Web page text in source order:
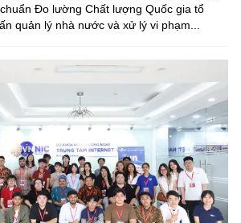
Đo lường Chất lượng Quốc gia tổ
quản lý nhà nước và xử lý vi phạm...